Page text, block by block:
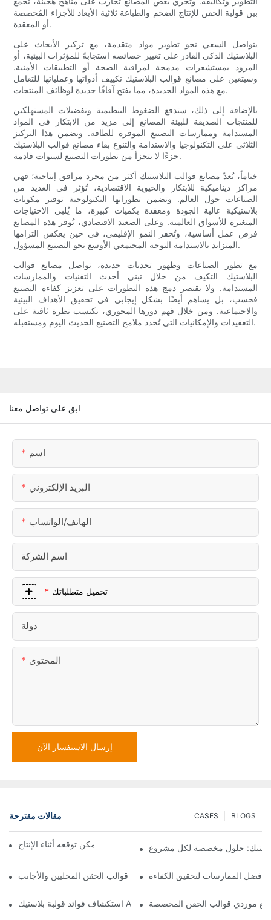
بين قولبة الحقن للإنتاج الضخم والطباعة ثلاثية الأبعاد للأجزاء المُخصصة
أو المعقدة.
يتواصل السعي نحو تطوير مواد متقدمة، مع تركيز الأبحاث على
البلاستيك الذكي القادر على تغيير خصائصه استجابةً للمؤثرات البيئية، أو
المزود بمستشعرات مدمجة لمراقبة الصحة أو التطبيقات الأمنية.
وسيتعين على مصانع قوالب البلاستيك تكييف أدواتها وعملياتها للتعامل
مع هذه المواد الجديدة، مما يفتح آفاقًا جديدة لوظائف المنتجات.
بالإضافة إلى ذلك، ستدفع الضغوط التنظيمية وتفضيلات المستهلكين
للمنتجات الصديقة للبيئة المصانع إلى مزيد من الابتكار في المواد
المستدامة وممارسات التصنيع الموفرة للطاقة. ويضمن هذا التركيز
الثلاثي على التكنولوجيا والاستدامة والتنوع بقاء مصانع قوالب البلاستيك
جزءًا لا يتجزأ من تطورات التصنيع لسنوات قادمة.
ختاماً، تُعدّ مصانع قوالب البلاستيك أكثر من مجرد مرافق إنتاجية؛ فهي
مراكز ديناميكية للابتكار والحيوية الاقتصادية، تُؤثر في العديد من
الصناعات حول العالم. وتضمن تطوراتها التكنولوجية توفير مكونات
بلاستيكية عالية الجودة ومعقدة بكميات كبيرة، ما يُلبي الاحتياجات
المتغيرة للأسواق العالمية. وعلى الصعيد الاقتصادي، تُوفر هذه المصانع
فرص عمل أساسية، وتُحفز النمو الإقليمي، في حين يعكس التزامها
المتزايد بالاستدامة التوجه المجتمعي الأوسع نحو التصنيع المسؤول.
مع تطور الصناعات وظهور تحديات جديدة، تواصل مصانع قوالب
البلاستيك التكيف من خلال تبني أحدث التقنيات والممارسات
المستدامة. ولا يقتصر دمج هذه التطورات على تعزيز كفاءة التصنيع
فحسب، بل يساهم أيضًا بشكل إيجابي في تحقيق الأهداف البيئية
والاجتماعية. ومن خلال فهم دورها المحوري، نكتسب نظرة ثاقبة على
التعقيدات والإمكانيات التي تُحدد ملامح التصنيع الحديث اليوم ومستقبله.
ابق على تواصل معنا
اسم
البريد الإلكتروني
الهاتف/الواتساب
اسم الشركة
تحميل متطلباتك
دولة
المحتوى
إرسال الاستفسار الآن
مقالات مقترحة BLOGS
CASES
مصنع قوالب الحقن: ما يمكن توقعه أثناء الإنتاجحلول مخصصة لكل مشروع
الاختيار بين مصنعي قوالب الحقن المحليين والأجانبأفضل الممارسات لتحقيق الكفاءة
استكشاف فوائد قولبة بلاستيك ABS حسب الطلب
مع موردي قوالب الحقن المخصصة